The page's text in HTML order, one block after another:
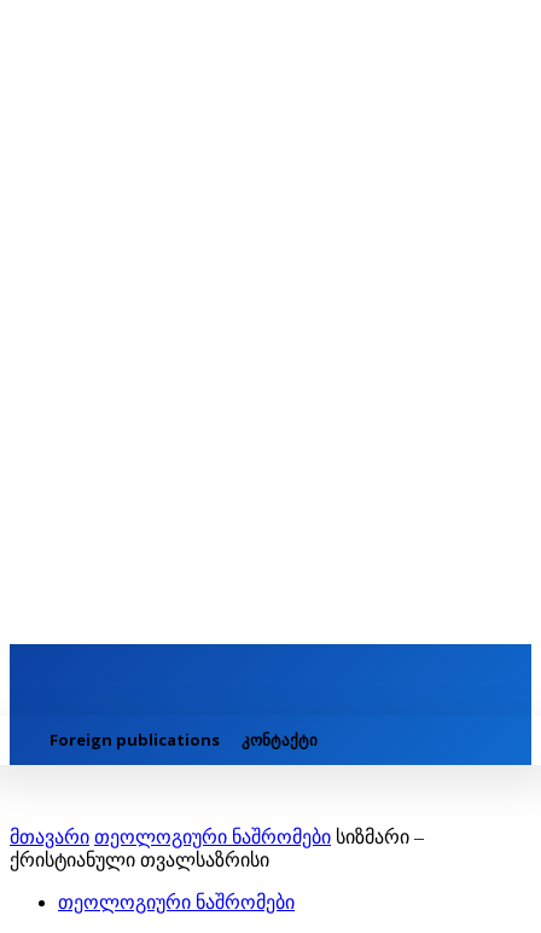
Foreign publications კონტაქტი
მთავარი თეოლოგიური ნაშრომები სიზმარი –
ქრისტიანული თვალსაზრისი
თეოლოგიური ნაშრომები